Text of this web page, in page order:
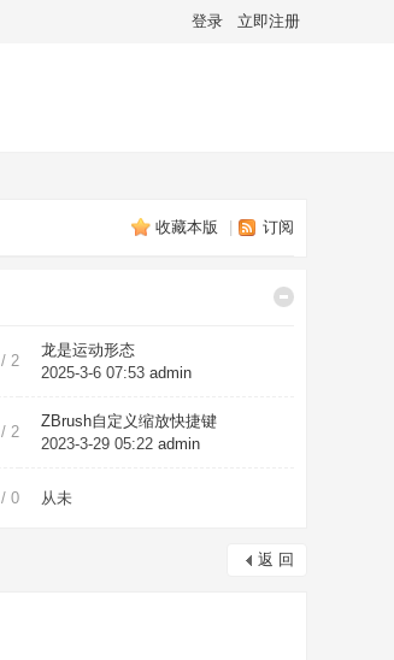
登录 立即注册
收藏本版 订阅
/ 2
龙是运动形态
2025-3-6 07:53 admin
/ 2
ZBrush自定义缩放快捷键
2023-3-29 05:22 admin
/ 0 从未
返 回